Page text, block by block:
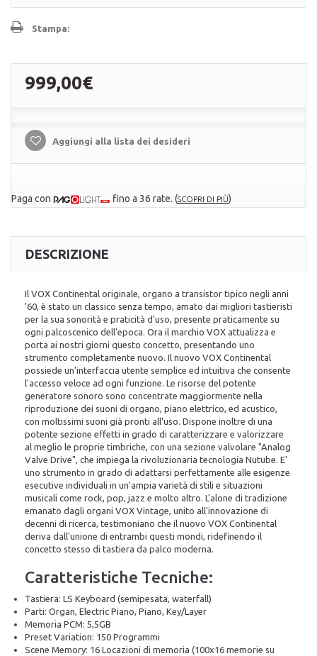
Stampa:
999,00€
Aggiungi alla lista dei desideri
Paga con fino a 36 rate. (SCOPRI DI PIÙ)
DESCRIZIONE
Il VOX Continental originale, organo a transistor tipico negli anni
'60, è stato un classico senza tempo, amato dai migliori tastieristi
per la sua sonorità e praticità d'uso, presente praticamente su
ogni palcoscenico dell'epoca. Ora il marchio VOX attualizza e
porta ai nostri giorni questo concetto, presentando uno
strumento completamente nuovo. Il nuovo VOX Continental
possiede un'interfaccia utente semplice ed intuitiva che consente
l'accesso veloce ad ogni funzione. Le risorse del potente
generatore sonoro sono concentrate maggiormente nella
riproduzione dei suoni di organo, piano elettrico, ed acustico,
con moltissimi suoni già pronti all'uso. Dispone inoltre di una
potente sezione effetti in grado di caratterizzare e valorizzare
al meglio le proprie timbriche, con una sezione valvolare "Analog
Valve Drive", che impiega la rivoluzionaria tecnologia Nutube. E'
uno strumento in grado di adattarsi perfettamente alle esigenze
esecutive individuali in un'ampia varietà di stili e situazioni
musicali come rock, pop, jazz e molto altro. L'alone di tradizione
emanato dagli organi VOX Vintage, unito all'innovazione di
decenni di ricerca, testimoniano che il nuovo VOX Continental
deriva dall'unione di entrambi questi mondi, ridefinendo il
concetto stesso di tastiera da palco moderna.
Caratteristiche Tecniche:
Tastiera: LS Keyboard (semipesata, waterfall)
Parti: Organ, Electric Piano, Piano, Key/Layer
Memoria PCM: 5,5GB
Preset Variation: 150 Programmi
Scene Memory: 16 Locazioni di memoria (100x16 memorie su